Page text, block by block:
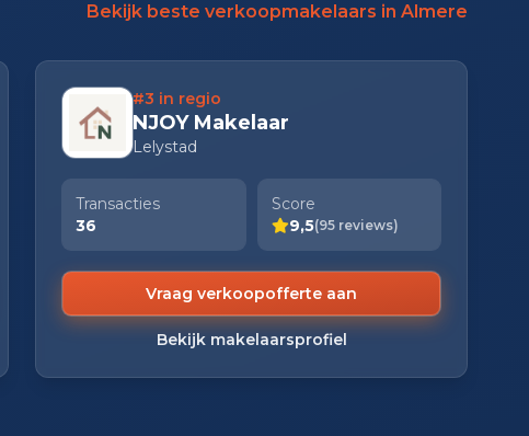
Bekijk beste verkoopmakelaars in Almere
#3 in regio
NJOY Makelaar
Lelystad
Transacties
36
Score
9,5(95 reviews)
Vraag verkoopofferte aan
Bekijk makelaarsprofiel